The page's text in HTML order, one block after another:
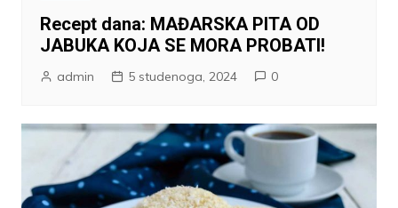
Recept dana: MAĐARSKA PITA OD
JABUKA KOJA SE MORA PROBATI!
admin 5 studenoga, 2024 0